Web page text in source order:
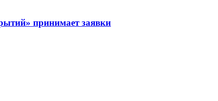
принимает заявки